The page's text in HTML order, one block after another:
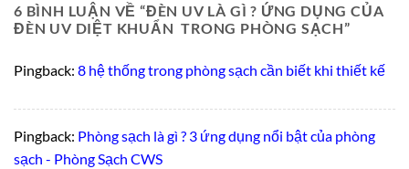
6 BÌNH LUẬN VỀ “ĐÈN UV LÀ GÌ ? ỨNG DỤNG CỦA
ĐÈN UV DIỆT KHUẨN TRONG PHÒNG SẠCH”
Pingback: 8 hệ thống trong phòng sạch cần biết khi thiết kế
Pingback: Phòng sạch là gì ? 3 ứng dụng nổi bật của phòng
sạch - Phòng Sạch CWS